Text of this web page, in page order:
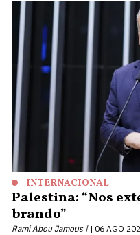
INTERNACIONAL
Palestina: “Nos
brando”
Rami Abou Jamous | 06 AGO